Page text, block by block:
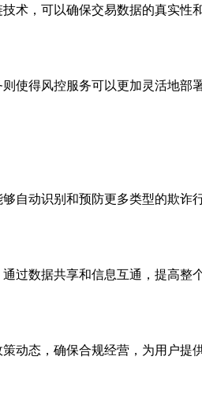
，可以确保交易数据的真实性
得风控服务可以更加灵活地部
动识别和预防更多类型的欺诈
过数据共享和信息互通，提高整
态，确保合规经营，为用户提